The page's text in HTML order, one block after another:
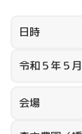
日時
令和５年５
会場